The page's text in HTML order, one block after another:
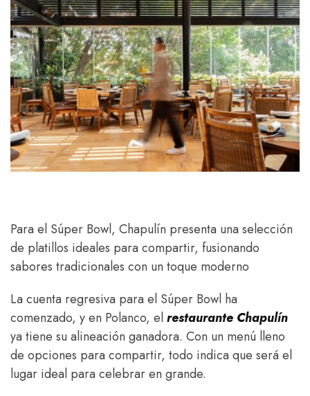
Para el Súper Bowl, Chapulín presenta una selección
de platillos ideales para compartir, fusionando
sabores tradicionales con un toque moderno
La cuenta regresiva para el Súper Bowl ha
comenzado, y en Polanco, elrestaurante Chapulín
ya tiene su alineación ganadora. Con un menú lleno
de opciones para compartir, todo indica que será el
lugar ideal para celebrar en grande.